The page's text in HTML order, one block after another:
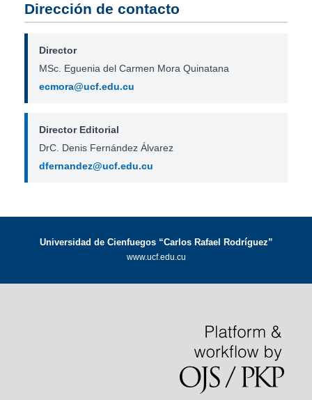
Dirección de contacto
Director
MSc. Eguenia del Carmen Mora Quinatana
ecmora@ucf.edu.cu
Director Editorial
DrC. Denis Fernández Álvarez
dfernandez@ucf.edu.cu
Universidad de Cienfuegos “Carlos Rafael Rodríguez”
www.ucf.edu.cu